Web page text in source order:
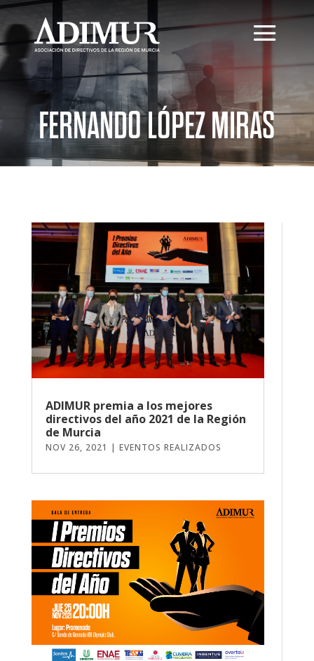
FERNANDO LÓPEZ MIRAS
ADIMUR premia a los mejores
directivos del año 2021 de la Región
de Murcia
NOV 26, 2021 | EVENTOS REALIZADOS